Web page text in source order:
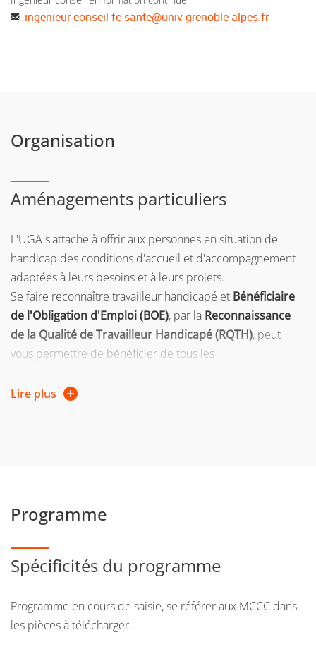
ingenieur-conseil-fc-sante@univ-grenoble-alpes.fr
Organisation
Aménagements particuliers
L'UGA s'attache à offrir aux personnes en situation de
handicap des conditions d'accueil et d'accompagnement
adaptées à leurs besoins et à leurs projets.
Se faire reconnaître travailleur handicapé et Bénéficiaire
de l'Obligation d'Emploi (BOE), par la Reconnaissance
de la Qualité de Travailleur Handicapé (RQTH), peut
vous permettre de bénéficier de tous les
prétendre à des droits particuliers.
Lire plus
Programme
Spécificités du programme
Programme en cours de saisie, se référer aux MCCC dans
les pièces à télécharger.